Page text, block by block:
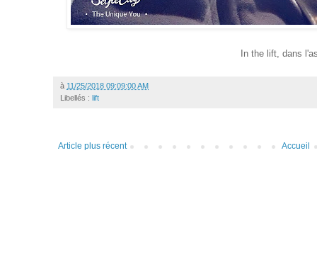
In the lift, dans
à 11/25/2018 09:09:00 AM
Libellés : lift
Article plus récent Accueil